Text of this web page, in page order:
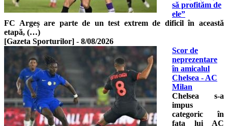
să profităm de
ele”
FC Argeș are parte de un test extrem de dificil în această
etapă, (…)
[Gazeta Sporturilor] - 8/08/2026
Scor de
neprezentare
în amicalul
Chelsea - AC
Milan
Chelsea s-a
impus
categoric în
fața lui AC